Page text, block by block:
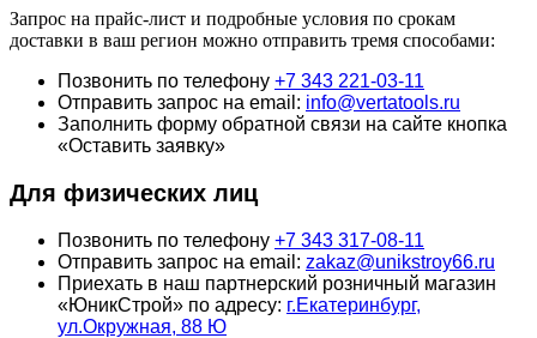
Запрос на прайс-лист и подробные условия по срокам
доставки в ваш регион можно отправить тремя способами:
Позвонить по телефону +7 343 221-03-11
Отправить запрос на email: info@vertatools.ru
Заполнить форму обратной связи на сайте кнопка
«Оставить заявку»
Для физических лиц
Позвонить по телефону +7 343 317-08-11
Отправить запрос на email: zakaz@unikstroy66.ru
Приехать в наш партнерский розничный магазин
«ЮникСтрой» по адресу: г.Екатеринбург,
ул.Окружная, 88 Ю